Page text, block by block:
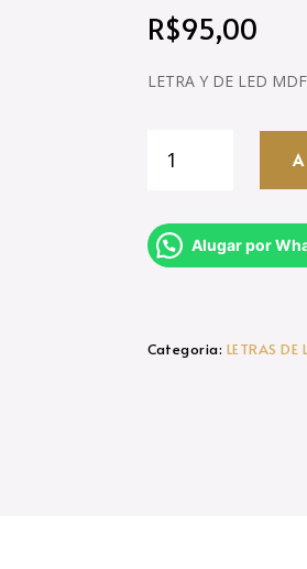
R$95,00
LETRA Y DE LED MDF
(MDF)
quantidade
Alugar por
Categoria: LETRAS DE